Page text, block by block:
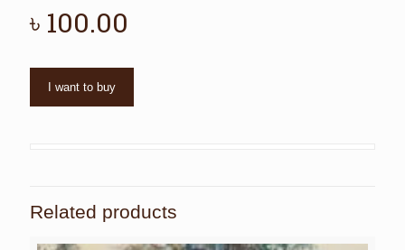
৳ 100.00
I want to buy
Related products